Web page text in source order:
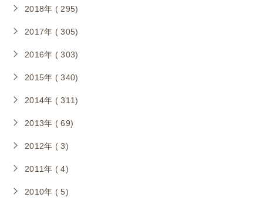
2018年 ( 295)
2017年 ( 305)
2016年 ( 303)
2015年 ( 340)
2014年 ( 311)
2013年 ( 69)
2012年 ( 3)
2011年 ( 4)
2010年 ( 5)